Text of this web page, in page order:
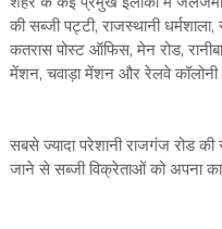
की सब्जी पट्टी, राजस्थानी धर्मशाला,
कतरास पोस्ट ऑफिस, मेन रोड,
मेंशन, चवाड़ा मेंशन और रेलवे कॉलोनी
सबसे ज्यादा परेशानी राजगंज रोड
जाने से सब्जी विक्रेताओं को अपना